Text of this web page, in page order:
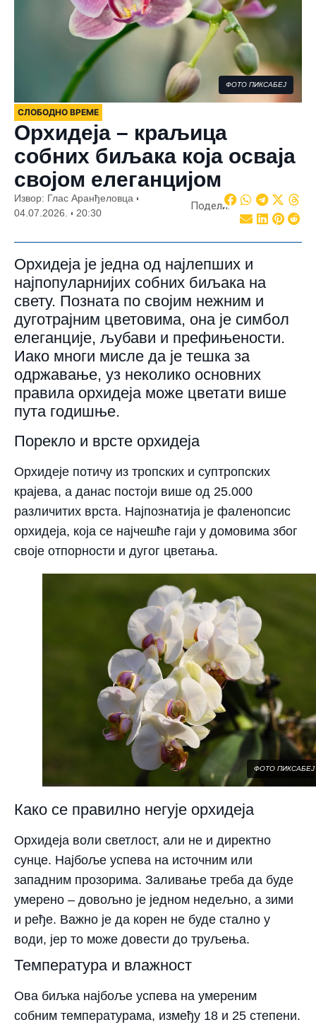
ФОТО ПИКСАБЕЈ
СЛОБОДНО ВРЕМЕ
Орхидеја – краљица
собних биљака која осваја
својом елеганцијом
Извор: Глас Аранђеловца
04.07.2026.
20:30
Подели:
Орхидеја је једна од најлепших и
најпопуларнијих собних биљака на
свету. Позната по својим нежним и
дуготрајним цветовима, она је симбол
елеганције, љубави и префињености.
Иако многи мисле да је тешка за
одржавање, уз неколико основних
правила орхидеја може цветати више
пута годишње.
Порекло и врсте орхидеја
Орхидеје потичу из тропских и суптропских
крајева, а данас постоји више од 25.000
различитих врста. Најпознатија је фаленопсис
орхидеја, која се најчешће гаји у домовима због
своје отпорности и дугог цветања.
ФОТО ПИКСАБЕЈ
Како се правилно негује орхидеја
Орхидеја воли светлост, али не и директно
сунце. Најбоље успева на источним или
западним прозорима. Заливање треба да буде
умерено – довољно је једном недељно, а зими
и ређе. Важно је да корен не буде стално у
води, јер то може довести до труљења.
Температура и влажност
Ова биљка најбоље успева на умереним
собним температурама, између 18 и 25 степени.